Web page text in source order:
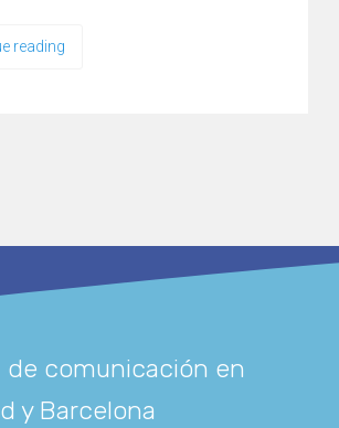
reading
de comunicación en
y Barcelona